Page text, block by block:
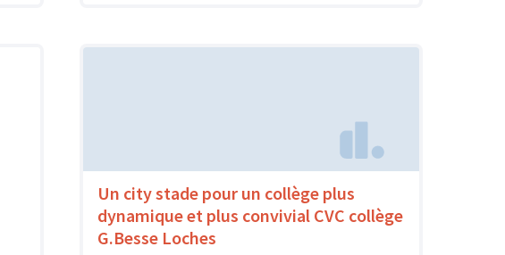
Un city stade pour un collège plus
dynamique et plus convivial CVC collège
G.Besse Loches